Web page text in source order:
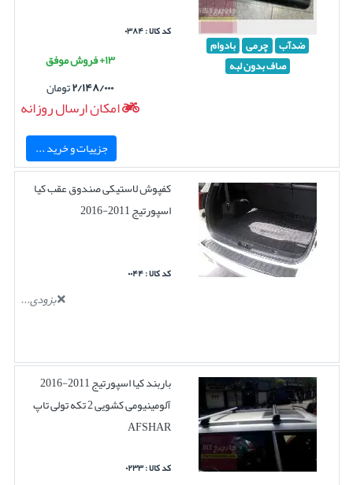
ضدآب چرمی بادوام
صاف بدون لبه
کد کالا : ۰۳۸۴
۱۳+ فروش موفق
۲/۱۴۸/۰۰۰تومان
امکان ارسال روزانه
جزییات و خرید ...
کفپوش لاستیکی صندوق عقب کیا
اسپورتیج 2011-2016
کد کالا : ۰۰۴۴
بزودی...
باربند کیا اسپورتیج 2011-2016
آلومینیومی کشویی 2 تکه تولی تاپ
AFSHAR
کد کالا : ۰۲۳۳